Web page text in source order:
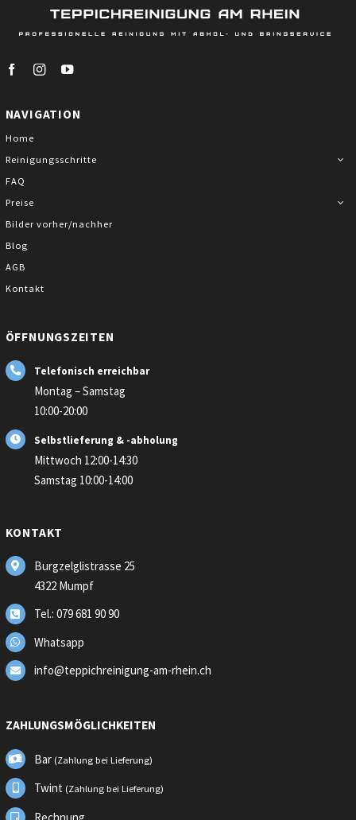
NAVIGATION
Home
Reinigungsschritte
FAQ
Preise
Bilder vorher/nachher
Blog
AGB
Kontakt
ÖFFNUNGSZEITEN
Telefonisch erreichbar
Montag – Samstag
10:00-20:00
Selbstlieferung & -abholung
Mittwoch 12:00-14:30
Samstag 10:00-14:00
KONTAKT
Burgzelglistrasse 25
4322 Mumpf
Tel.: 079 681 90 90
Whatsapp
info@teppichreinigung-am-rhein.ch
ZAHLUNGSMÖGLICHKEITEN
Bar (Zahlung bei Lieferung)
Twint (Zahlung bei Lieferung)
Rechnung